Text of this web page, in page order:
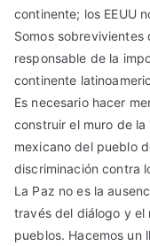
continente; los EEUU
Somos sobrevivientes
responsable de la
continente
Es necesario hacer
construir el muro de
mexicano del pueblo
discriminación contra
La Paz no es la
través del diálogo y el
pueblos. Hacemos un